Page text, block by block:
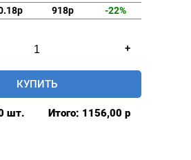
918р -22%
товара
Люверсы
3мм
+
КУПИТЬ
шт. Итого: 1156,00 р